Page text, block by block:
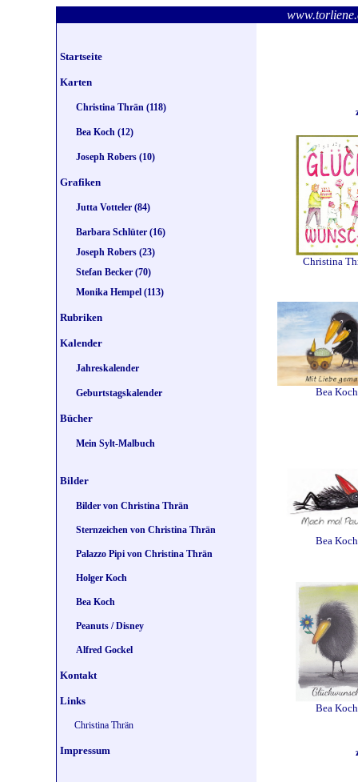
Startseite
Karten
Christina Thrän (118)
Bea Koch (12)
Joseph Robers (10)
Grafiken
Jutta Votteler (84)
Barbara Schlüter (16)
Joseph Robers (23)
Stefan Becker (70)
Monika Hempel (113)
Rubriken
Kalender
Jahreskalender
Geburtstagskalender
Bücher
Mein Sylt-Malbuch
Bilder
Bilder von Christina Thrän
Sternzeichen von Christina Thrän
Palazzo Pipi von Christina Thrän
Holger Koch
Bea Koch
Peanuts / Disney
Alfred Gockel
Kontakt
Links
Christina Thrän
Impressum
Christina
Bea Koch
Bea Koch
Bea Koch